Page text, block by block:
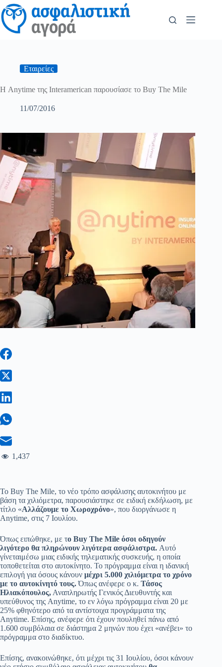
Εταιρείες
Η Anytime της Interamerican παρουσίασε το Buy The Mile
11/07/2016
1,437
Το Buy The Mile, το νέο τρόπο ασφάλισης αυτοκινήτου με
βάση τα χιλιόμετρα, παρουσιάστηκε σε ειδική εκδήλωση, με
τίτλο «Αλλάζουμε το Χωροχρόνο», που διοργάνωσε η
Anytime, στις 7 Ιουλίου.
Όπως ειπώθηκε, με το Buy The Mile όσοι οδηγούν
λιγότερο θα πληρώνουν λιγότερα ασφάλιστρα. Αυτό
γίνεταιμέσω μιας ειδικής τηλεματικής συσκευής, η οποία
τοποθετείται στο αυτοκίνητο. Το πρόγραμμα είναι η ιδανική
επιλογή για όσους κάνουν μέχρι 5.000 χιλιόμετρα το χρόνο
με το αυτοκίνητό τους.Όπως ανέφερε ο κ. Τάσος
Ηλιακόπουλος, Αναπληρωτής Γενικός Διευθυντής και
υπεύθυνος της Anytime, το εν λόγω πρόγραμμα είναι 20 με
25% φθηνότερο από τα αντίστοιχα προγράμματα της
Anytime. Επίσης, ανέφερε ότι έχουν πουληθεί πάνω από
1.600 συμβόλαια σε διάστημα 2 μηνών που έχει «ανέβει» το
πρόγραμμα στο διαδίκτυο.
Επίσης, ανακοινώθηκε, ότι μέχρι τις 31 Ιουλίου, όσοι κάνουν